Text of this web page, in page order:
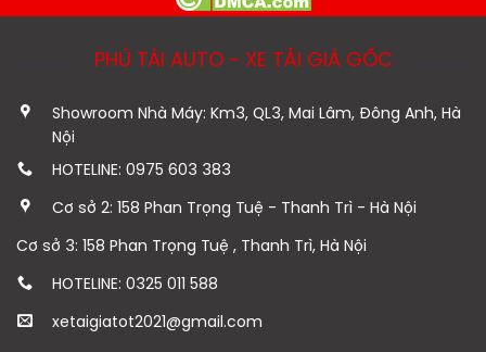
PHÚ TÀI AUTO - XE TẢI GIÁ GỐC
Showroom Nhà Máy: Km3, QL3, Mai Lâm, Đông Anh, Hà
Nội
HOTELINE: 0975 603 383
Cơ sở 2: 158 Phan Trọng Tuệ - Thanh Trì - Hà Nội
Cơ sở 3: 158 Phan Trọng Tuệ , Thanh Trì, Hà Nội
HOTELINE: 0325 011 588
xetaigiatot2021@gmail.com